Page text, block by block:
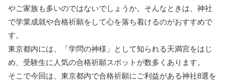
やご家族も多いのではないでしょうか。そんなときは、神社
で学業成就や合格祈願をして心を落ち着けるのがおすすめで
す。
東京都内には、「学問の神様」として知られる天満宮をはじ
め、受験生に人気の合格祈願スポットが数多くあります。
そこで今回は、東京都内で合格祈願にご利益がある神社8選を